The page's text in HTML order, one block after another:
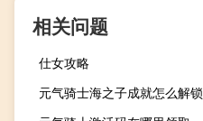
相关问题
仕女攻略
元气骑士海之子成就怎么解锁